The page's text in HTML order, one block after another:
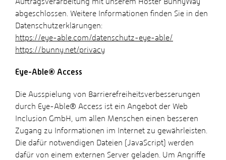
abgeschlossen. Weitere Informationen finden Sie in den
Datenschutzerklärungen:
https://eye-able.com/datenschutz-eye-able/
https://bunny.net/privacy
Eye-Able® Access
Die Ausspielung von Barrierefreiheitsverbesserungen
durch Eye-Able® Access ist ein Angebot der Web
Inclusion GmbH, um allen Menschen einen besseren
Zugang zu Informationen im Internet zu gewährleisten.
Die dafür notwendigen Dateien (JavaScript) werden
dafür von einem externen Server geladen. Um Angriffe